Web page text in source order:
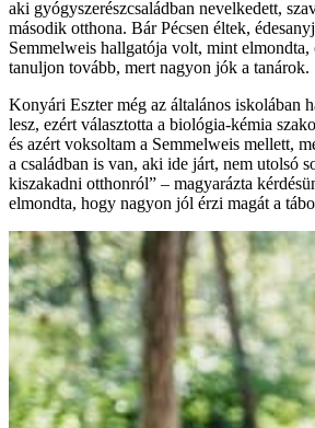
aki gyógyszerészcsaládban nevelkedett,
második otthona. Bár Pécsen éltek,
Semmelweis hallgatója volt, mint
tanuljon tovább, mert nagyon jók a tanárok.
Konyári Eszter még az általános iskolában
lesz, ezért választotta a biológia-kémia
és azért voksoltam a Semmelweis mellett,
a családban is van, aki ide járt, nem utolsó
kiszakadni otthonról” – magyarázta
elmondta, hogy nagyon jól érzi magát a